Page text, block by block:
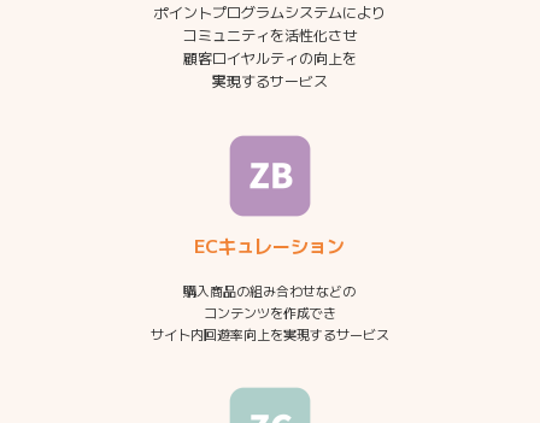
ポイントプログラムシステムにより
コミュニティを活性化させ
顧客ロイヤルティの向上を
実現するサービス
ECキュレーション
購入商品の組み合わせなどの
コンテンツを作成でき
サイト内回遊率向上を実現するサービス